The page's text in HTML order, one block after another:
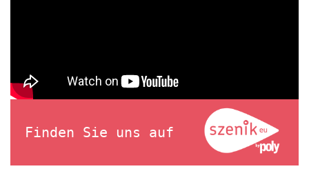
Finden Sie uns auf